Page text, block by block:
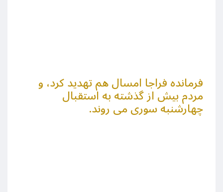
فرمانده فراجا امسال هم تهدید کرد، و
مردم بیش از گذشته به استقبال
چهارشنبه سوری می روند.